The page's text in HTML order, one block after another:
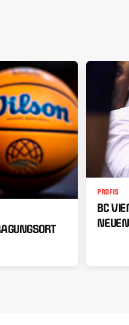
PROFIS
BC